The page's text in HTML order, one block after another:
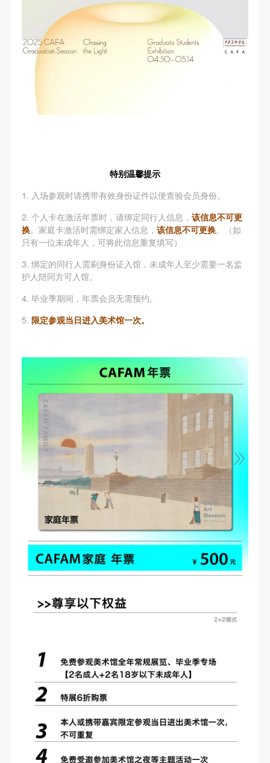
特别温馨提示
1. 入场参观时请携带有效身份证件以便查验会员身份。
2. 个人卡在激活年票时，请绑定同行人信息， 该信息不可更
换。家庭卡激活时需绑定家人信息， 该信息不可更换。（如
只有一位未成年人，可将此信息重复填写）
3. 绑定的同行人需刷身份证入馆，未成年人至少需要一名监
护人陪同方可入馆。
4. 毕业季期间，年票会员无需预约。
5. 限定参观当日进入美术馆一次。
套设备、设施造成个人受伤、伤害他人及造成相应工
具、材料、设备或设施的故障或损坏。参与活动者应
当承当相应的全部责任，并主动赔偿相应的经济损
失。活动中任何非事故当事人及美术馆将不承担人身
中央美术学院美术馆肖像权许可使用协议
根据《中华人民共和国广告法》、《中华人民共和国
方）的权利义务关系，经双方友好协商，甲乙双方就
带有甲方肖像的作品的使用达成如下一致协议：
一、 一般约定
（1）、甲方为本协议中的肖像权人，自愿将自己的
肖像权许可乙方作符合本协议约定和法律规定的用
途。
（2）、乙方中央美术学院美术馆是一所具有标志
性、专业性、国际化的现代公共美术馆。中央美术学
术的空间氛围，竭诚与各单位、企业、机构、艺术家
极策划国际、国内多视角、多领域的展览、论坛及公
共教育活动，为美院师生、中外艺术家以及社会公众
提供一个交流、学习、展示的平台。作为一家公益性
单位，其开展的公共教育活动以学术性和公益性为
（3）、乙方为甲方拍摄中央美术学院公共教育部所
有公教活动。
二、拍摄内容、使用形式、使用地域范围
（1）、拍摄内容 乙方拍摄的带有甲方肖像的作品内
容包括：①中央美术学院美术馆②中央美术学院校园
内○3由中央美术学院公共教育部策划或执行的一切活
动。
（2）、使用形式 用于中央美术学院图书出版、销售
（3）、使用地域范围
适用地域范围包括国内和国外。
（如杂志、网络等）。
三、肖像权使用期限
永久使用。
四、许可使用费用
带有甲方肖像作品的拍摄费用由乙方承担。
乙方于拍摄完带有甲方肖像的作品无需支付甲方任何
费用。
套设备、设施造成个人受伤、伤害他人及造成相应工
具、材料、设备或设施的故障或损坏。参与活动者应
当承当相应的全部责任，并主动赔偿相应的经济损
失。活动中任何非事故当事人及美术馆将不承担人身
中央美术学院美术馆肖像权许可使用协议
根据《中华人民共和国广告法》、《中华人民共和国
方）的权利义务关系，经双方友好协商，甲乙双方就
带有甲方肖像的作品的使用达成如下一致协议：
一、 一般约定
（1）、甲方为本协议中的肖像权人，自愿将自己的
肖像权许可乙方作符合本协议约定和法律规定的用
途。
（2）、乙方中央美术学院美术馆是一所具有标志
性、专业性、国际化的现代公共美术馆。中央美术学
术的空间氛围，竭诚与各单位、企业、机构、艺术家
极策划国际、国内多视角、多领域的展览、论坛及公
共教育活动，为美院师生、中外艺术家以及社会公众
提供一个交流、学习、展示的平台。作为一家公益性
单位，其开展的公共教育活动以学术性和公益性为
（3）、乙方为甲方拍摄中央美术学院公共教育部所
有公教活动。
二、拍摄内容、使用形式、使用地域范围
（1）、拍摄内容 乙方拍摄的带有甲方肖像的作品内
容包括：①中央美术学院美术馆②中央美术学院校园
内○3由中央美术学院公共教育部策划或执行的一切活
动。
（2）、使用形式 用于中央美术学院图书出版、销售
（3）、使用地域范围
适用地域范围包括国内和国外。
（如杂志、网络等）。
三、肖像权使用期限
永久使用。
四、许可使用费用
带有甲方肖像作品的拍摄费用由乙方承担。
乙方于拍摄完带有甲方肖像的作品无需支付甲方任何
费用。
套设备、设施造成个人受伤、伤害他人及造成相应工
具、材料、设备或设施的故障或损坏。参与活动者应
当承当相应的全部责任，并主动赔偿相应的经济损
失。活动中任何非事故当事人及美术馆将不承担人身
中央美术学院美术馆肖像权许可使用协议
根据《中华人民共和国广告法》、《中华人民共和国
方）的权利义务关系，经双方友好协商，甲乙双方就
带有甲方肖像的作品的使用达成如下一致协议：
一、 一般约定
（1）、甲方为本协议中的肖像权人，自愿将自己的
肖像权许可乙方作符合本协议约定和法律规定的用
途。
（2）、乙方中央美术学院美术馆是一所具有标志
性、专业性、国际化的现代公共美术馆。中央美术学
术的空间氛围，竭诚与各单位、企业、机构、艺术家
极策划国际、国内多视角、多领域的展览、论坛及公
共教育活动，为美院师生、中外艺术家以及社会公众
提供一个交流、学习、展示的平台。作为一家公益性
单位，其开展的公共教育活动以学术性和公益性为
（3）、乙方为甲方拍摄中央美术学院公共教育部所
有公教活动。
二、拍摄内容、使用形式、使用地域范围
（1）、拍摄内容 乙方拍摄的带有甲方肖像的作品内
容包括：①中央美术学院美术馆②中央美术学院校园
内○3由中央美术学院公共教育部策划或执行的一切活
动。
（2）、使用形式 用于中央美术学院图书出版、销售
（3）、使用地域范围
适用地域范围包括国内和国外。
（如杂志、网络等）。
三、肖像权使用期限
永久使用。
四、许可使用费用
带有甲方肖像作品的拍摄费用由乙方承担。
乙方于拍摄完带有甲方肖像的作品无需支付甲方任何
费用。